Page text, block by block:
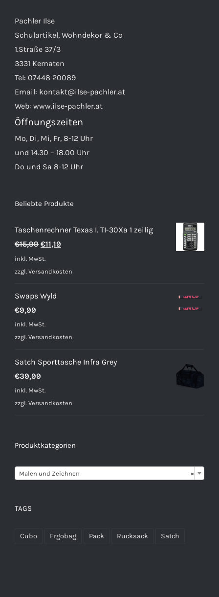
Pachler Ilse
Schulartikel, Wohndekor & Co
1.Straße 37/3
3331 Kematen
Tel: 07448 20089
Email: kontakt@ilse-pachler.at
Web: www.ilse-pachler.at
Öffnungszeiten
Mo, Di, Mi, Fr, 8-12 Uhr
und 14.30 – 18.00 Uhr
Do und Sa 8-12 Uhr
Beliebte Produkte
Taschenrechner Texas I. TI-30Xa 1 zeilig
€15,99 Ursprünglicher
Preis
war:
€11,19
ist:
inkl. MwSt.
zzgl. Versandkosten
Swaps Wyld
€9,99
inkl. MwSt.
zzgl. Versandkosten
Satch Sporttasche Infra Grey
€39,99
inkl. MwSt.
zzgl. Versandkosten
Produktkategorien
×
Malen und Zeichnen
TAGS
Cubo Ergobag Pack Rucksack Satch